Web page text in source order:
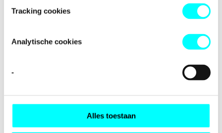
Tracking cookies
Analytische cookies
-
Alles toestaan
browser consolefor